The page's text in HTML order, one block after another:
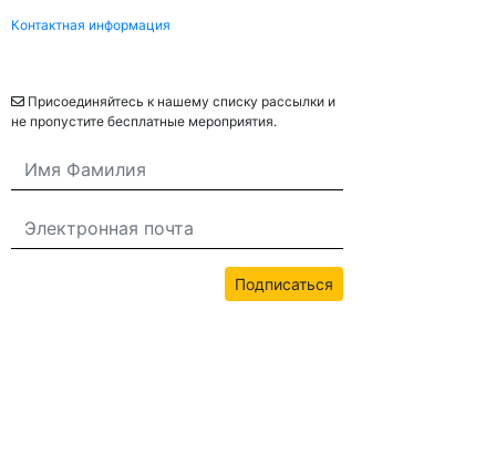
Контактная информация
Присоединяйтесь к нашему списку рассылки и
не пропустите бесплатные мероприятия.
Подписаться